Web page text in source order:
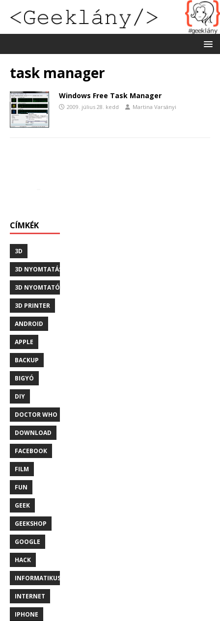
task manager
Windows Free Task Manager
2009. július 28. kedd Martina Varsányi
CÍMKÉK
3D
3D NYOMTATÁS
3D NYOMTATÓ
3D PRINTER
ANDROID
APPLE
BACKUP
BIGYÓ
DIY
DOCTOR WHO
DOWNLOAD
FACEBOOK
FILM
FUN
GEEK
GEEKSHOP
GOOGLE
HACK
INFORMATIKUS
INTERNET
IPHONE